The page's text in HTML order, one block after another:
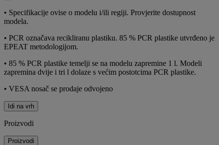
• Specifikacije ovise o modelu i/ili regiji. Provjerite dostupnost
modela.
• PCR označava recikliranu plastiku. 85 % PCR plastike utvrđeno je
EPEAT metodologijom.
• 85 % PCR plastike temelji se na modelu zapremine 1 l. Modeli
zapremina dvije i tri l dolaze s većim postotcima PCR plastike.
• VESA nosač se prodaje odvojeno
Idi na vrh
Proizvodi
Proizvodi